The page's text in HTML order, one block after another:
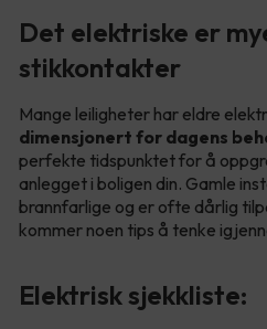
Det elektriske er
stikkontakter
Mange leiligheter har eldre
dimensjonert for dagens
perfekte tidspunktet for å
anlegget i boligen din. Gamle
brannfarlige og er ofte dårlig
kommer noen tips å tenke
Elektrisk sjekkliste: